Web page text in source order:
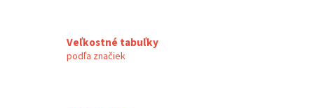
Veľkostné tabuľky
podľa značiek